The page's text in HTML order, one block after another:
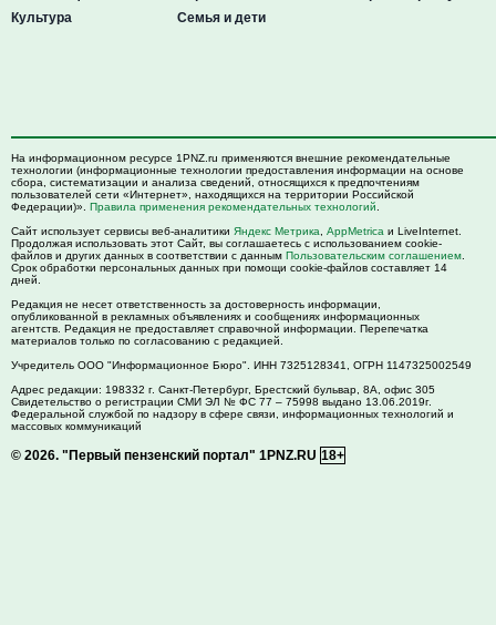
Культура
Семья и дети
На информационном ресурсе 1PNZ.ru применяются внешние рекомендательные
технологии (информационные технологии предоставления информации на основе
сбора, систематизации и анализа сведений, относящихся к предпочтениям
пользователей сети «Интернет», находящихся на территории Российской
Федерации)». Правила применения рекомендательных технологий
Сайт использует сервисы веб-аналитики Яндекс Метрика AppMetrica и LiveInternet.
Продолжая использовать этот Сайт, вы соглашаетесь с использованием cookie-
файлов и других данных в соответствии с данным Пользовательским соглашением
Срок обработки персональных данных при помощи cookie-файлов составляет 14
дней.
Редакция не несет ответственность за достоверность информации,
опубликованной в рекламных объявлениях и сообщениях информационных
агентств. Редакция не предоставляет справочной информации. Перепечатка
материалов только по согласованию с редакцией.
Учредитель ООО "Информационное Бюро". ИНН 7325128341, ОГРН 1147325002549
Адрес редакции: 198332 г. Санкт-Петербург, Брестский бульвар, 8А, офис 305
Свидетельство о регистрации СМИ ЭЛ № ФС 77 – 75998 выдано 13.06.2019г.
Федеральной службой по надзору в сфере связи, информационных технологий и
массовых коммуникаций
© 2026. "Первый пензенский портал" 1PNZ.RU 18+